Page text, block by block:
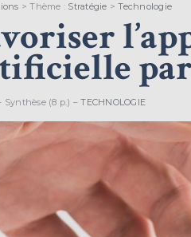
> Thème : Stratégie >Technologie
Synthèse (8 p.) –TECHNOLOGIE